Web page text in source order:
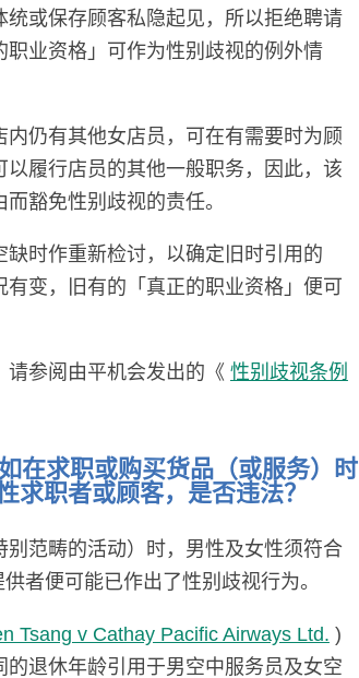
或保存顾客私隐起见，所以拒绝聘请
业资格」可作为性别歧视的例外情
仍有其他女店员，可在有需要时为顾
履行店员的其他一般职务，因此，该
豁免性别歧视的责任。
时作重新检讨，以确定旧时引用的
变，旧有的「真正的职业资格」便可
参阅由平机会发出的《 性别歧视条例
在求职或购买货品（或服务）时
求职者或顾客，是否违法？
范畴的活动）时，男性及女性须符合
者便可能已作出了性别歧视行为。
Tsang v Cathay Pacific Airways Ltd. )
退休年龄引用于男空中服务员及女空